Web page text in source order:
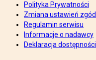
Polityka Prywatności
Zmiana ustawień zgód
Regulamin serwisu
Informacje o nadawcy
Deklaracja dostępności